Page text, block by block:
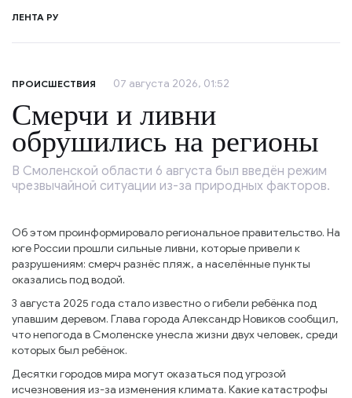
ЛЕНТА РУ
ПРОИСШЕСТВИЯ 07 августа 2026, 01:52
Смерчи и ливни
обрушились на регионы
В Смоленской области 6 августа был введён режим
чрезвычайной ситуации из-за природных факторов.
Об этом проинформировало региональное правительство. На
юге России прошли сильные ливни, которые привели к
разрушениям: смерч разнёс пляж, а населённые пункты
оказались под водой.
3 августа 2025 года стало известно о гибели ребёнка под
упавшим деревом. Глава города Александр Новиков сообщил,
что непогода в Смоленске унесла жизни двух человек, среди
которых был ребёнок.
Десятки городов мира могут оказаться под угрозой
исчезновения из-за изменения климата. Какие катастрофы